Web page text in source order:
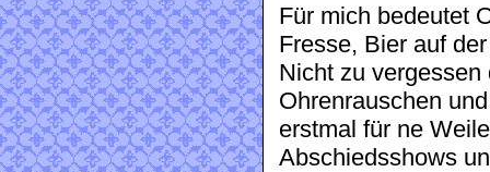
Für mich bedeutet
Fresse, Bier auf
Nicht zu
Ohrenrauschen
erstmal für ne
Abschiedsshows